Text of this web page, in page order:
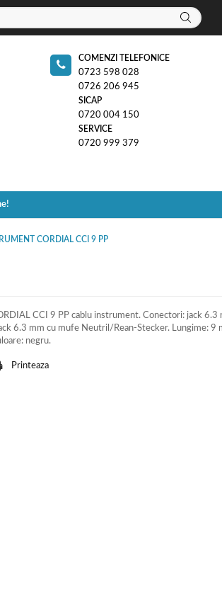
COMENZI TELEFONICE
0723 598 028
0726 206 945
SICAP
0720 004 150
SERVICE
0720 999 379
CORDIAL CCI 9 PP
CCI 9 PP cablu instrument. Conectori: jack 6.3
6.3 mm cu mufe Neutril/Rean-Stecker. Lungime: 9
negru.
Printeaza